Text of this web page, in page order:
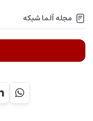
مجله آلما شبکه